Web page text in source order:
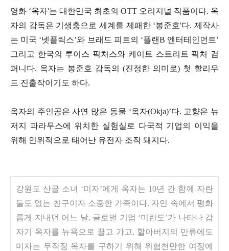
영화 ‘옥자'는 대한민국 최초의 OTT 오리지널 작품이다. 옥
자의 감독은 기생충으로 세계를 제패한 ‘봉준호'다. 제작사
는 미국 ‘넷플릭스’와 브래드 피트의 ‘플랜B 엔터테인먼트’
그리고 한국의 루이스 픽처스와 케이트 스트리트 픽처 컴
퍼니다. 옥자는 봉준호 감독의 (진정한 의미로) 첫 할리우
드 진출작이기도 하다.
옥자의 주인공은 사연 많은 동물 ‘옥자(Okja)’다. 고향은 뉴
저지 파라무스에 위치한 실험실로 다국적 기업의 이익을
위해 인위적으로 태어난 유전자 조작 돼지다.
강원도 산골 소녀 ‘미자’에게 옥자는 10년 간 함께 자란
둘도 없는 친구이자 소중한 가족이다. 자연 속에서 평화
롭게 지내던 어느 날, 글로벌 기업 ‘미란도’가 나타나 갑
자기 옥자를 뉴욕으로 끌고 가고, 할아버지의 만류에도
미자는 무작정 옥자를 구하기 위해 위험천만한 여정에